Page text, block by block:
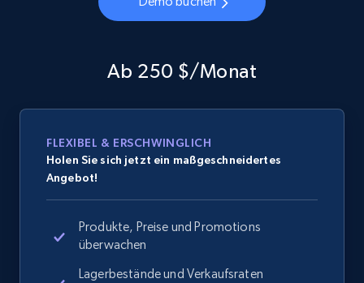
Ab 250 $/Monat
FLEXIBEL & ERSCHWINGLICH
Holen Sie sich jetzt ein maßgeschneidertes
Angebot!
Produkte, Preise und Promotions
überwachen
Lagerbestände und Verkaufsraten